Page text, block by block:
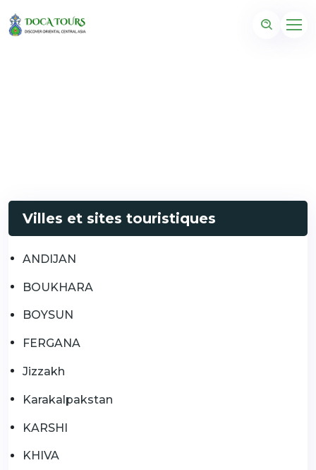
Villes et sites touristiques
ANDIJAN
BOUKHARA
BOYSUN
FERGANA
Jizzakh
Karakalpakstan
KARSHI
KHIVA